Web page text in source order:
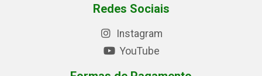
Redes Sociais
Instagram
YouTube